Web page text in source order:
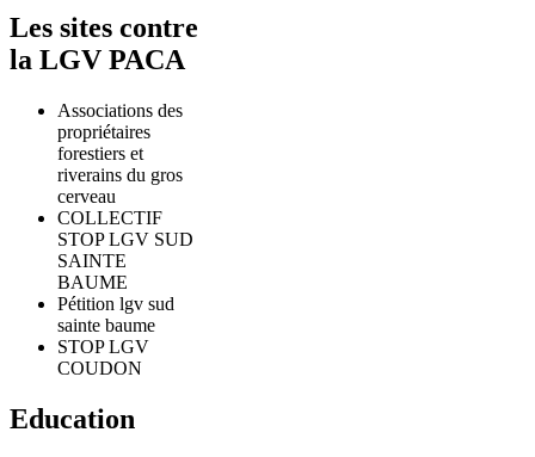
Les sites contre
la LGV PACA
Associations des
propriétaires
forestiers et
riverains du gros
cerveau
COLLECTIF
STOP LGV SUD
SAINTE
BAUME
Pétition lgv sud
sainte baume
STOP LGV
COUDON
Education